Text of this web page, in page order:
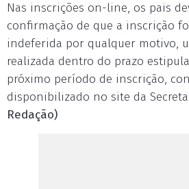
Nas inscrições on-line, os pais
confirmação de que a inscrição
indeferida por qualquer motivo,
realizada dentro do prazo
próximo período de inscrição,
disponibilizado no site da
Redação)